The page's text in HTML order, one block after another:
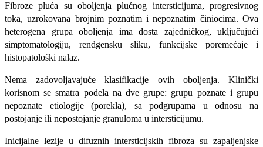
Fibroze pluća su oboljenja plućnog intersticijuma, progresivnog
toka, uzrokovana brojnim poznatim i nepoznatim činiocima. Ova
heterogena grupa oboljenja ima dosta zajedničkog, uključujući
simptomatologiju, rendgensku sliku, funkcijske poremećaje i
histopatološki nalaz.
Nema zadovoljavajuće klasifikacije ovih oboljenja. Klinički
korisnom se smatra podela na dve grupe: grupu poznate i grupu
nepoznate etiologije (porekla), sa podgrupama u odnosu na
postojanje ili nepostojanje granuloma u intersticijumu.
Inicijalne lezije u difuznih intersticijskih fibroza su zapaljenjske